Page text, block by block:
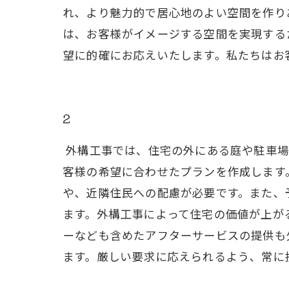
れ、より魅力的で居心地のよい空間を作
は、お客様がイメージする空間を実現す
望に的確にお応えいたします。私たちは
2
外構工事では、住宅の外にある庭や駐車
客様の希望に合わせたプランを作成しま
や、近隣住民への配慮が必要です。また
ます。外構工事によって住宅の価値が上
ーなども含めたアフターサービスの提供
ます。厳しい要求に応えられるよう、常